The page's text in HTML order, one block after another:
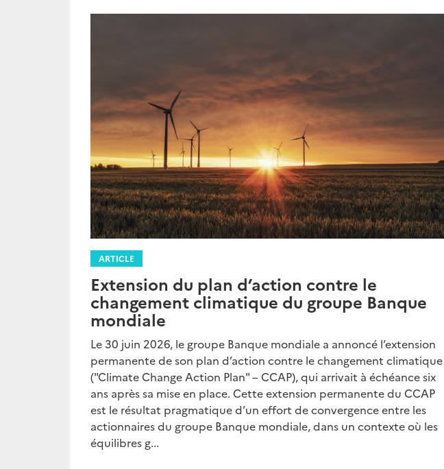
ARTICLE
Extension du plan d’action contre le
changement climatique du groupe Banque
mondiale
Le 30 juin 2026, le groupe Banque mondiale a annoncé l’extension
permanente de son plan d’action contre le changement climatique
("Climate Change Action Plan" – CCAP), qui arrivait à échéance six
ans après sa mise en place. Cette extension permanente du CCAP
est le résultat pragmatique d’un effort de convergence entre les
actionnaires du groupe Banque mondiale, dans un contexte où les
équilibres g...